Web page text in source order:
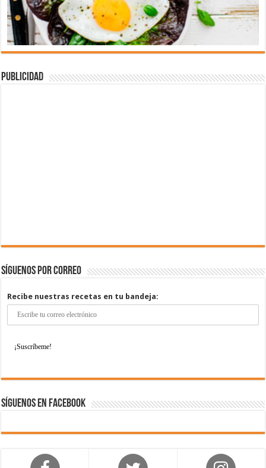
Publicidad
Síguenos por correo
Recibe nuestras recetas en tu bandeja:
Síguenos en Facebook